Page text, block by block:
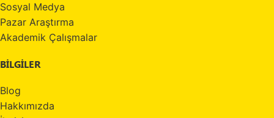
Sosyal Medya
Pazar Araştırma
Akademik Çalışmalar
BİLGİLER
Blog
Hakkımızda